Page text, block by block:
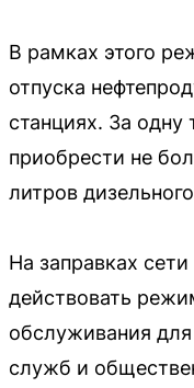
В рамках этого
отпуска
станциях. За
приобрести не
литров
На заправках
действовать
обслуживания
служб и